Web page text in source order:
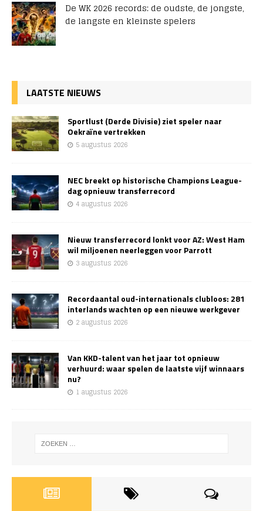
De WK 2026 records: de oudste, de jongste,
de langste en kleinste spelers
LAATSTE NIEUWS
Sportlust (Derde Divisie) ziet speler naar
Oekraïne vertrekken
5 augustus 2026
NEC breekt op historische Champions League-
dag opnieuw transferrecord
4 augustus 2026
Nieuw transferrecord lonkt voor AZ: West Ham
wil miljoenen neerleggen voor Parrott
3 augustus 2026
Recordaantal oud-internationals clubloos: 281
interlands wachten op een nieuwe werkgever
2 augustus 2026
Van KKD-talent van het jaar tot opnieuw
verhuurd: waar spelen de laatste vijf winnaars
nu?
1 augustus 2026